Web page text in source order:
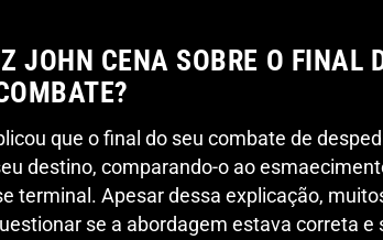
JOHN CENA SOBRE O FINAL
que o final do seu combate de
destino, comparando-o ao
terminal. Apesar dessa explicação,
se a abordagem estava correta e